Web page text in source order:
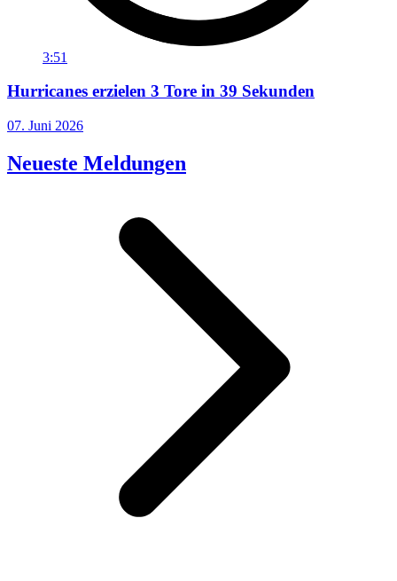
3:51
Hurricanes erzielen 3 Tore in 39 Sekunden
07. Juni 2026
Neueste Meldungen